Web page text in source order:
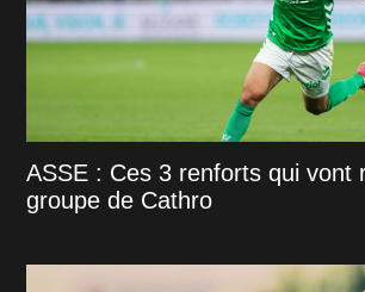
ASSE : Ces 3 renforts qui vont
groupe de Cathro